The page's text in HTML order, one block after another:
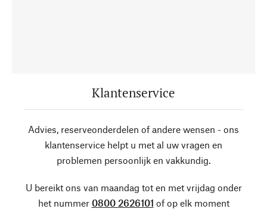
Klantenservice
Advies, reserveonderdelen of andere wensen - ons
klantenservice helpt u met al uw vragen en
problemen persoonlijk en vakkundig.
U bereikt ons van maandag tot en met vrijdag onder
het nummer 0800 2626101 of op elk moment